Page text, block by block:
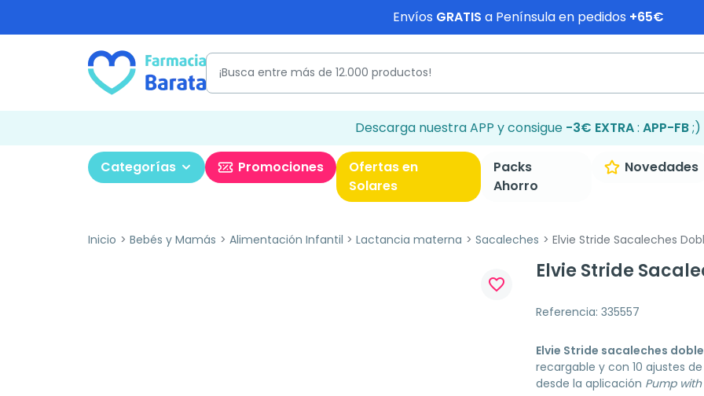
Envíos GRATIS a Península en pedidos +65€
Descarga nuestra APP y consigue -3€ EXTRA: APP-FB;)
Categorías Promociones
Ofertas en
Solares
Packs
Ahorro
Novedades
Inicio Bebés y Mamás Alimentación Infantil Lactancia materna Sacaleches Elvie Stride Sacaleches
favorite_border
Elvie Stride
Referencia: 335557
Elvie Stride sacaleches doble
recargable y con 10 ajustes
desde la aplicación Pump with